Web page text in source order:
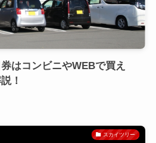
はコンビニやWEBで買え
！
スカイツリー